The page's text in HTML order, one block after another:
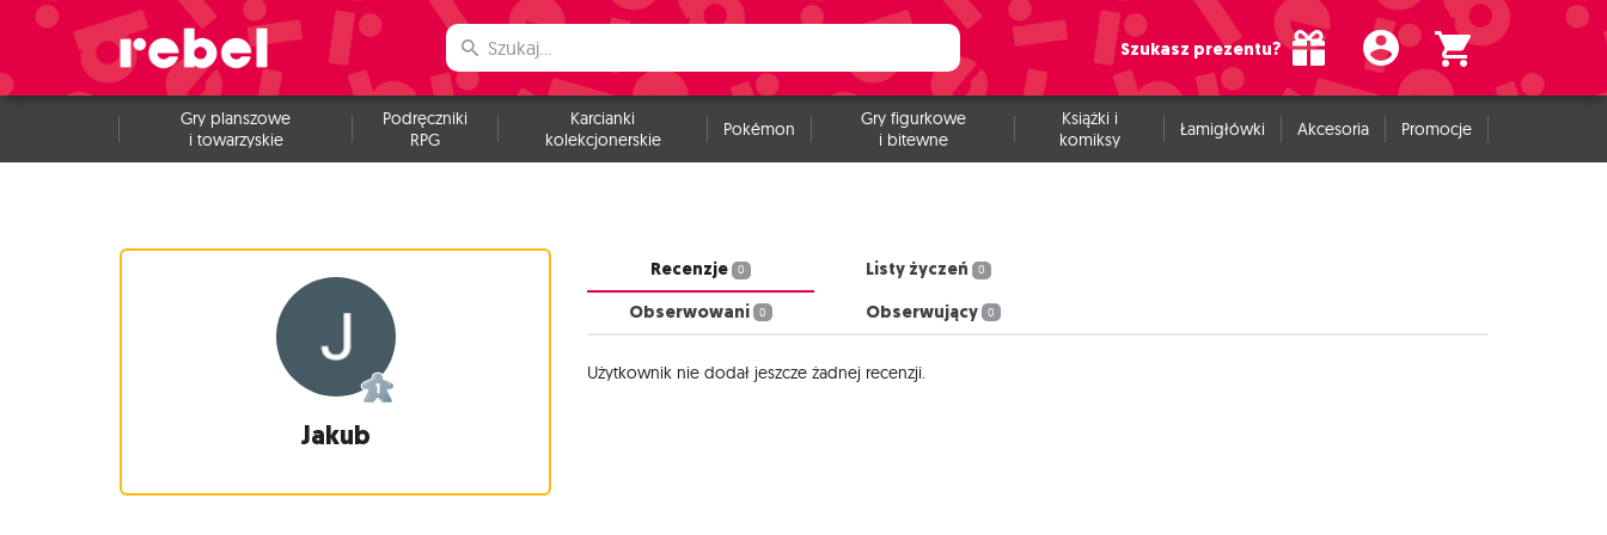
Szukasz prezentu?
Gry planszowe
i towarzyskie
Podręczniki
RPG
Karcianki
kolekcjonerskie
Pokémon
Gry figurkowe
i bitewne
Książki i
komiksy
Łamigłówki Akcesoria Promocje
Jakub
Recenzje 0 Listy życzeń 0
Obserwowani 0 Obserwujący 0
Użytkownik nie dodał jeszcze żadnej recenzji.